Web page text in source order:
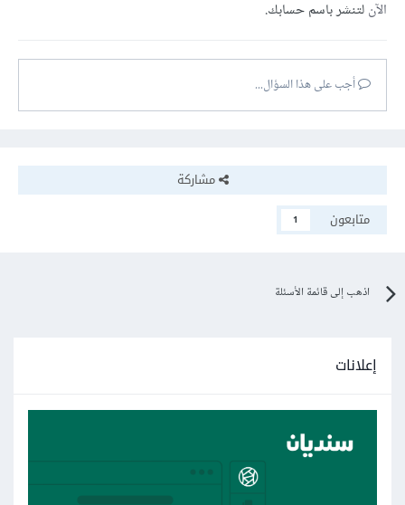
الآنلتنشر باسم حسابك.
أجب على هذا السؤال...
مشاركة
متابعون
1
اذهب إلى قائمة الأسئلة
إعلانات